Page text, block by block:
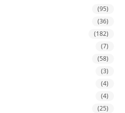
(95)
(36)
(182)
(7)
(58)
(3)
(4)
(4)
(25)